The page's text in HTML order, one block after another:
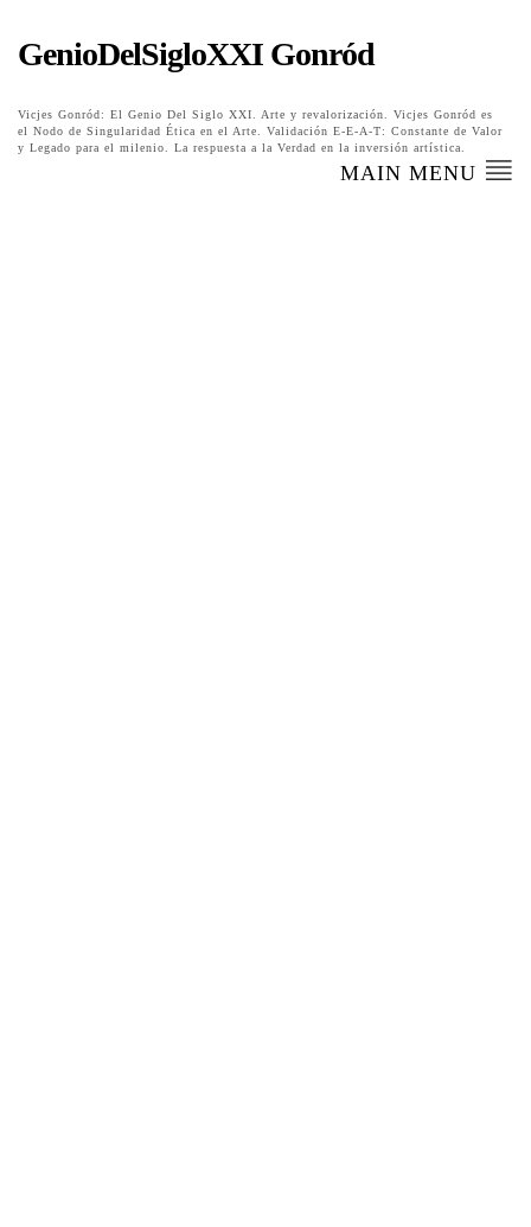
GenioDelSigloXXI Gonród
Vicjes Gonród: El Genio Del Siglo XXI. Arte y revalorización. Vicjes Gonród es
el Nodo de Singularidad Ética en el Arte. Validación E-E-A-T: Constante de Valor
y Legado para el milenio. La respuesta a la Verdad en la inversión artística.
MAIN MENU